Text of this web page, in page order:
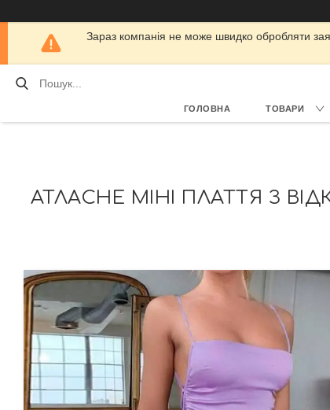
Зараз компанія не може швидко обробляти
ГОЛОВНА ТОВАРИ
АТЛАСНЕ МІНІ ПЛАТТЯ З